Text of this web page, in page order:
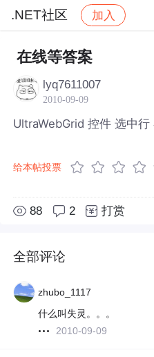
.NET社区 加入
社区 .NET社区
在线等答案
lyq7611007
2010-09-09
UltraWebGrid 控件 选中
给本帖投票
88 2 打赏
全部评论
zhubo_1117
什么叫失灵。。。
2010-09-09